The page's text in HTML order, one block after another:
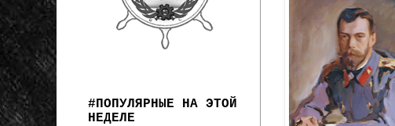
#ПОПУЛЯРНЫЕ НА ЭТОЙ
НЕДЕЛЕ